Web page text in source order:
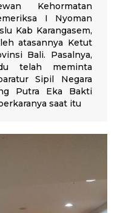
Kehormatan
I Nyoman
Kab Karangasem,
atasannya Ketut
Bali. Pasalnya,
telah meminta
Sipil Negara
Putra Eka Bakti
saat itu